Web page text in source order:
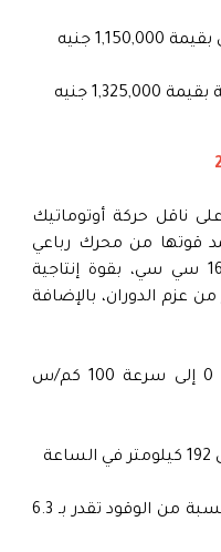
فيات تيبو موديل 2024 على ناقل حركة أوتوماتيك
تستمد قوتها من محرك رباعي
الأسطوانات 4 سلندر، سعة 1600 سي سي، بقوة إنتاجية
و 152 نيوتن/متر من عزم الدوران، بالإضافة
زمن التسارع : من وضع النقطة 0 إلى سرعة 100 كم/س
تستهلك فيات تيبو موديل 2023 نسبة من الوقود تقدر بـ 6.3